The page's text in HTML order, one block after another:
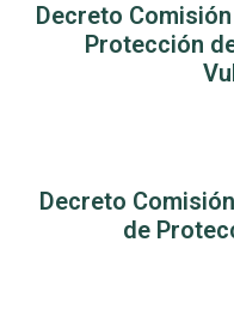
Decreto
Protección
Decreto
de